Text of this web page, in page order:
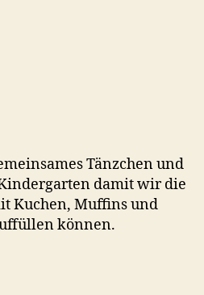
Tänzchen und
damit wir die
Kuchen, Muffins und
können.